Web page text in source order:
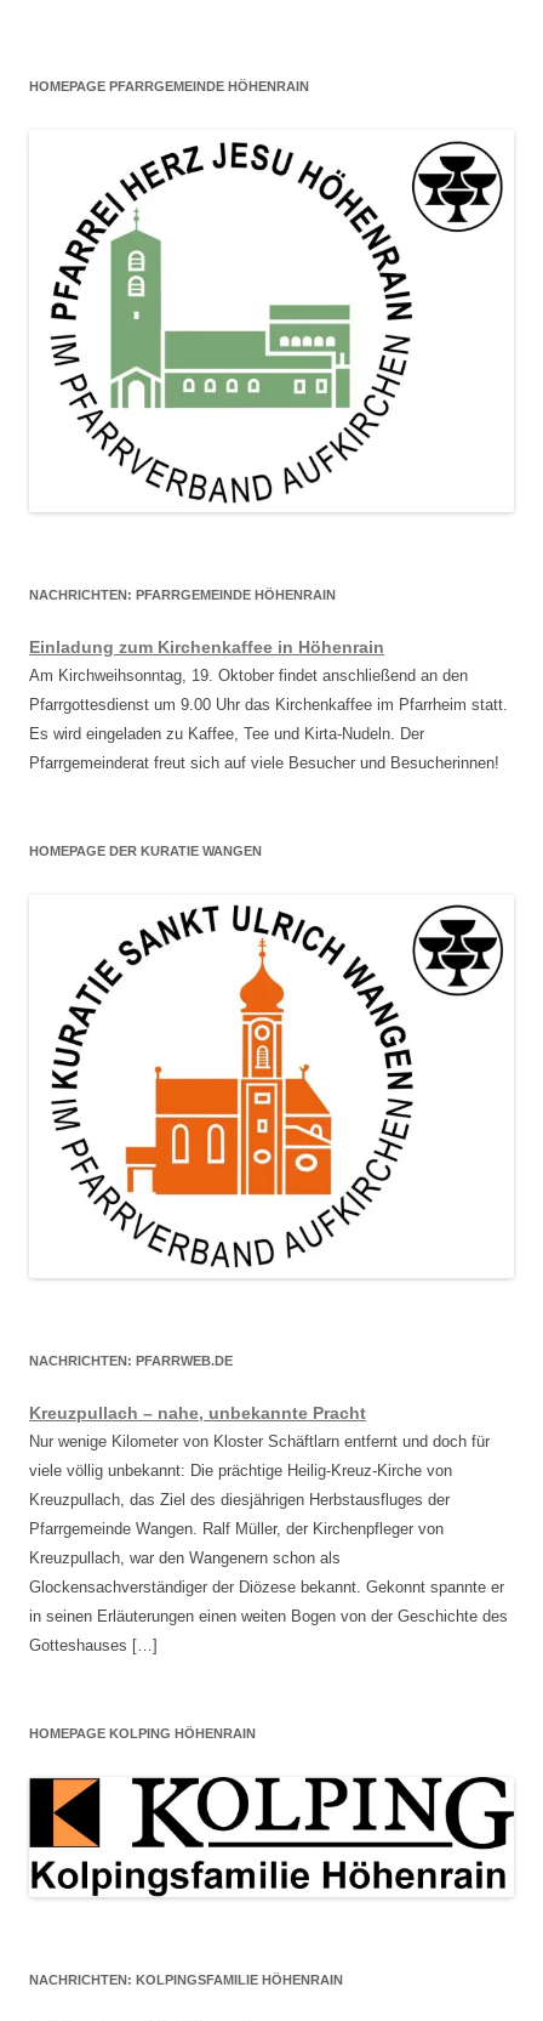
HOMEPAGE PFARRGEMEINDE HÖHENRAIN
NACHRICHTEN: PFARRGEMEINDE HÖHENRAIN
Einladung zum Kirchenkaffee in Höhenrain
Am Kirchweihsonntag, 19. Oktober findet anschließend an den
Pfarrgottesdienst um 9.00 Uhr das Kirchenkaffee im Pfarrheim statt.
Es wird eingeladen zu Kaffee, Tee und Kirta-Nudeln. Der
Pfarrgemeinderat freut sich auf viele Besucher und Besucherinnen!
HOMEPAGE DER KURATIE WANGEN
NACHRICHTEN: PFARRWEB.DE
Kreuzpullach – nahe, unbekannte Pracht
Nur wenige Kilometer von Kloster Schäftlarn entfernt und doch für
viele völlig unbekannt: Die prächtige Heilig-Kreuz-Kirche von
Kreuzpullach, das Ziel des diesjährigen Herbstausfluges der
Pfarrgemeinde Wangen. Ralf Müller, der Kirchenpfleger von
Kreuzpullach, war den Wangenern schon als
Glockensachverständiger der Diözese bekannt. Gekonnt spannte er
in seinen Erläuterungen einen weiten Bogen von der Geschichte des
Gotteshauses […]
HOMEPAGE KOLPING HÖHENRAIN
NACHRICHTEN: KOLPINGSFAMILIE HÖHENRAIN